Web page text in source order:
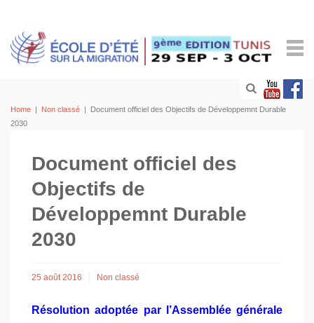
Home | Non classé | Document officiel des Objectifs de Développemnt Durable
2030
Document officiel des
Objectifs de
Développemnt Durable
2030
25 août 2016 Non classé
Résolution adoptée par l’Assemblée générale